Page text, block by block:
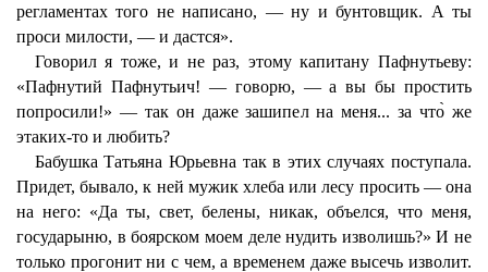
регламентах того не написано, — ну и бунтовщик. А ты
проси милости, — и дастся».
Говорил я тоже, и не раз, этому капитану Пафнутьеву:
«Пафнутий Пафнутьич! — говорю, — а вы бы простить
попросили!» — так он даже зашипел на меня... за что̀ же
этаких-то и любить?
Бабушка Татьяна Юрьевна так в этих случаях поступала.
Придет, бывало, к ней мужик хлеба или лесу просить — она
на него: «Да ты, свет, белены, никак, объелся, что меня,
государыню, в боярском моем деле нудить изволишь?» И не
только прогонит ни с чем, а временем даже высечь изволит.